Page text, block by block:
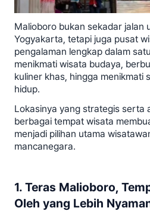
Malioboro bukan sekadar jalan
Yogyakarta, tetapi juga pusat
pengalaman lengkap dalam
menikmati wisata budaya,
kuliner khas, hingga menikmati
hidup.
Lokasinya yang strategis serta
berbagai tempat wisata
menjadi pilihan utama
mancanegara.
1. Teras Malioboro,
Oleh yang Lebih